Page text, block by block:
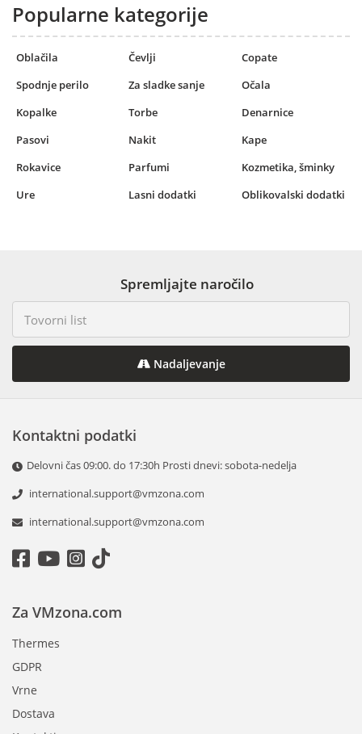
Popularne kategorije
Oblačila Čevlji
Copate
Spodnje perilo
Za sladke sanje
Očala
Kopalke
Torbe
Denarnice
Pasovi
Nakit
Kape
Rokavice
Parfumi
Kozmetika, šminky
Ure
Lasni dodatki Oblikovalski dodatki
Spremljajte naročilo
Nadaljevanje
Kontaktni podatki
Delovni čas 09:00. do 17:30h Prosti dnevi: sobota-nedelja
international.support@vmzona.com
international.support@vmzona.com
Za VMzona.com
Thermes
GDPR
Vrne
Dostava